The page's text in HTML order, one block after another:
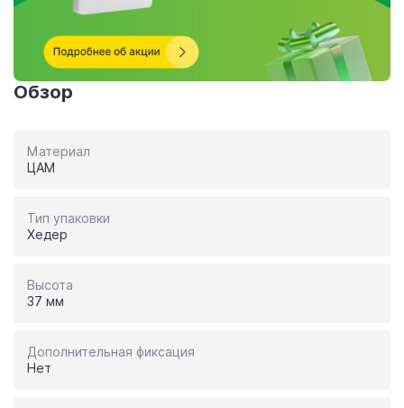
Обзор
Материал
ЦАМ
Тип упаковки
Хедер
Высота
37 мм
Дополнительная фиксация
Нет